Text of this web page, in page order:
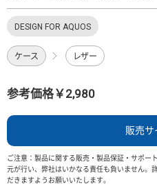
DESIGN FOR AQUOS
ケース レザー
参考価格￥2,980
販売サ
ご注意：製品に関する販売・製品保証・サポー
元が行い、弊社はいかなる責任も負いません。
だきますようお願いいたします。